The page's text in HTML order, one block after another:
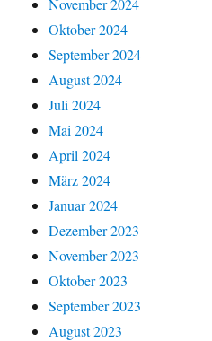
November 2024
Oktober 2024
September 2024
August 2024
Juli 2024
Mai 2024
April 2024
März 2024
Januar 2024
Dezember 2023
November 2023
Oktober 2023
September 2023
August 2023